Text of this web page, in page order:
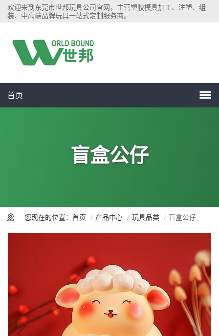
欢迎来到东莞市世邦玩具公司官网，主营塑胶模具加工、注塑、组
装、中高端品牌玩具一站式定制服务商。
首页
盲盒公仔
您现在的位置： 首页 产品中心 玩具品类 盲盒公仔